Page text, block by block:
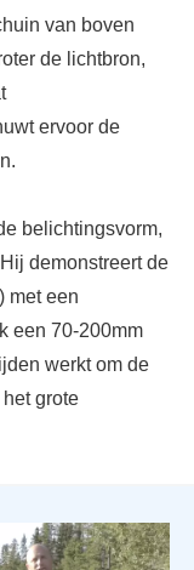
van boven
de lichtbron,
ervoor de
belichtingsvorm,
demonstreert de
met een
een 70-200mm
werkt om de
grote